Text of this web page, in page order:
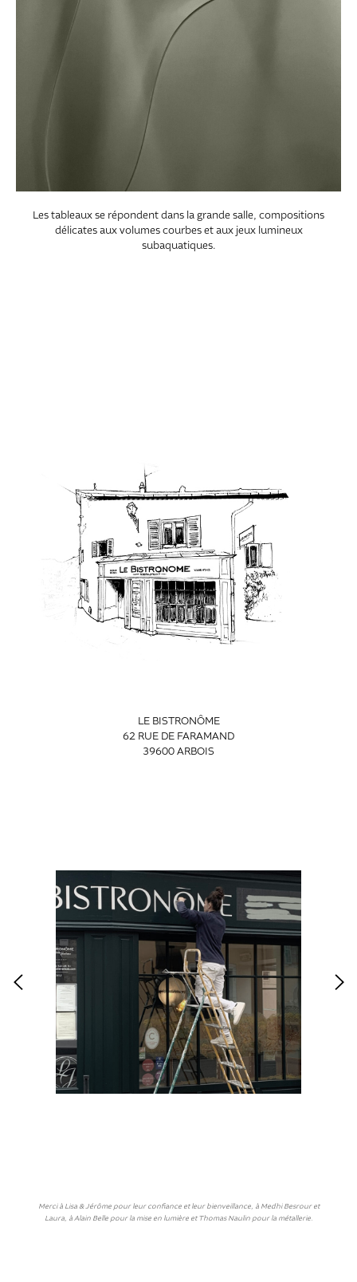
Les tableaux se répondent dans la grande salle, compositions
délicates aux volumes courbes et aux jeux lumineux
subaquatiques.
LE BISTRONÔME
62 RUE DE FARAMAND
39600 ARBOIS
Merci à Lisa & Jérôme pour leur confiance et leur bienveillance, à Medhi Besrour et
Laura, à Alain Belle pour la mise en lumière et Thomas Naulin pour la métallerie.